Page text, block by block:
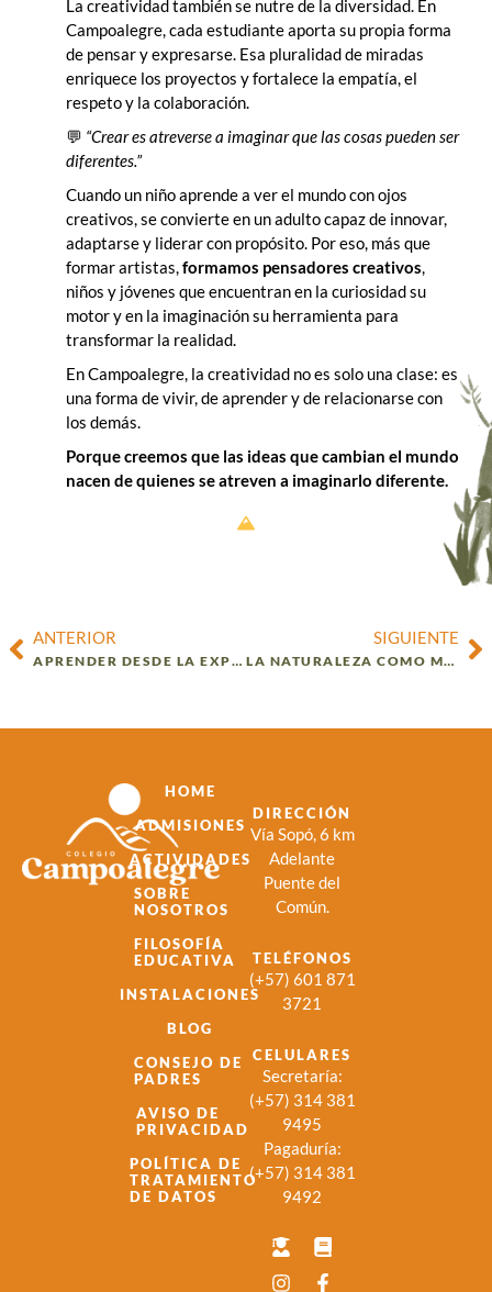
La creatividad también se nutre de la diversidad. En
Campoalegre, cada estudiante aporta su propia forma
de pensar y expresarse. Esa pluralidad de miradas
enriquece los proyectos y fortalece la empatía, el
respeto y la colaboración.
💬 “Crear es atreverse a imaginar que las cosas pueden ser
diferentes.”
Cuando un niño aprende a ver el mundo con ojos
creativos, se convierte en un adulto capaz de innovar,
adaptarse y liderar con propósito. Por eso, más que
formar artistas,formamos pensadores creativos,
niños y jóvenes que encuentran en la curiosidad su
motor y en la imaginación su herramienta para
transformar la realidad.
En Campoalegre, la creatividad no es solo una clase: es
una forma de vivir, de aprender y de relacionarse con
los demás.
Porque creemos que las ideas que cambian el mundo
nacen de quienes se atreven a imaginarlo diferente.
ANTERIOR
APRENDER DESDE LA EXPERIENCIA: EL PODER DEL CONSTRUCTIVISMO EN CAMPOALEGRE
SIGUIENTE
LA NATURALEZA COMO MAESTRA: APRENDER DESDE Y CON EL ENTORNO
HOME
ADMISIONES
ACTIVIDADES
SOBRE
NOSOTROS
FILOSOFÍA
EDUCATIVA
INSTALACIONES
BLOG
CONSEJO DE
PADRES
AVISO DE
PRIVACIDAD
POLÍTICA DE
TRATAMIENTO
DE DATOS
DIRECCIÓN
Vía Sopó, 6 km
Adelante
Puente del
Común.
TELÉFONOS
(+57) 601 871
3721
CELULARES
Secretaría:
(+57) 314 381
9495
Pagaduría:
(+57) 314 381
9492